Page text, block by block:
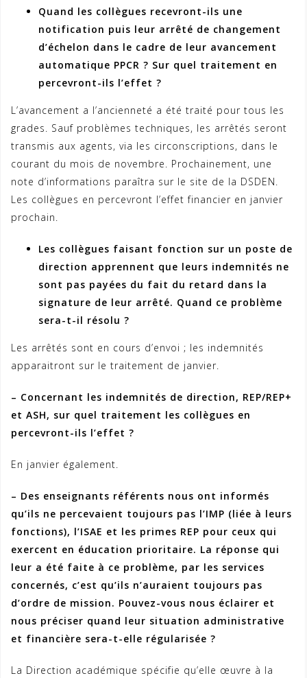
Quand les collègues recevront-ils une
notification puis leur arrêté de changement
d’échelon dans le cadre de leur avancement
automatique PPCR ? Sur quel traitement en
percevront-ils l’effet ?
L’avancement a l’ancienneté a été traité pour tous les
grades. Sauf problèmes techniques, les arrêtés seront
transmis aux agents, via les circonscriptions, dans le
courant du mois de novembre. Prochainement, une
note d’informations paraîtra sur le site de la DSDEN.
Les collègues en percevront l’effet financier en janvier
prochain.
Les collègues faisant fonction sur un poste de
direction apprennent que leurs indemnités ne
sont pas payées du fait du retard dans la
signature de leur arrêté. Quand ce problème
sera-t-il résolu ?
Les arrêtés sont en cours d’envoi ; les indemnités
apparaitront sur le traitement de janvier.
– Concernant les indemnités de direction, REP/REP+
et ASH, sur quel traitement les collègues en
percevront-ils l’effet ?
En janvier également.
– Des enseignants référents nous ont informés
qu’ils ne percevaient toujours pas l’IMP (liée à leurs
fonctions), l’ISAE et les primes REP pour ceux qui
exercent en éducation prioritaire. La réponse qui
leur a été faite à ce problème, par les services
concernés, c’est qu’ils n’auraient toujours pas
d’ordre de mission. Pouvez-vous nous éclairer et
nous préciser quand leur situation administrative
et financière sera-t-elle régularisée ?
La Direction académique spécifie qu’elle œuvre à la